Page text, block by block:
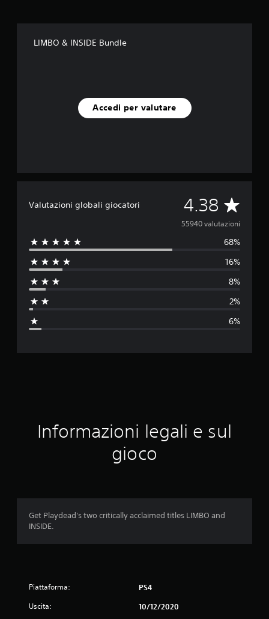
LIMBO & INSIDE Bundle
Accedi per valutare
Valutazioni globali giocatori 4.38 V
a
u
i
e
i
55940 valutazioni
68%
16%
8%
2%
6%
Informazioni legali e sul
gioco
Get Playdead's two critically acclaimed titles LIMBO and
INSIDE.
Piattaforma: PS4
Uscita: 10/12/2020